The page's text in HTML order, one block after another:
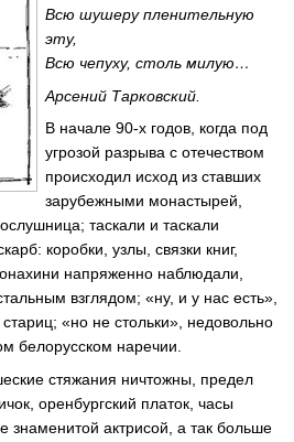
Всю шушеру пленительную
эту,
Всю чепуху, столь милую…
Арсений Тарковский.
В начале 90‑х годов, когда под
угрозой разрыва с отечеством
происходил исход из ставших
зарубежными монастырей,
таскали и таскали
коробки, узлы, связки книг,
напряженно наблюдали,
взглядом; «ну, и у нас есть»,
«но не стольки», недовольно
белорусском наречии.
стяжания ничтожны, предел
оренбургский платок, часы
знаменитой актрисой, а так больше